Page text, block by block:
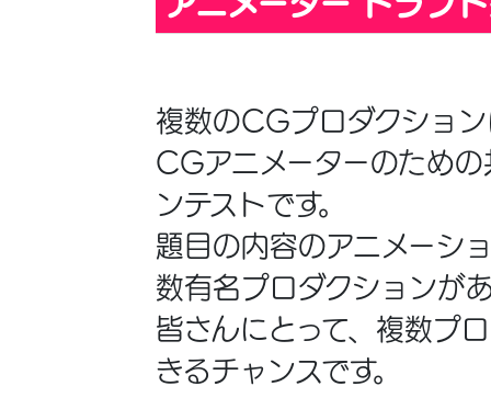
複数のCGプロダクショ
CGアニメーターのため
ンテストです。
題目の内容のアニメーシ
数有名プロダクションが
皆さんにとって、複数プ
きるチャンスです。